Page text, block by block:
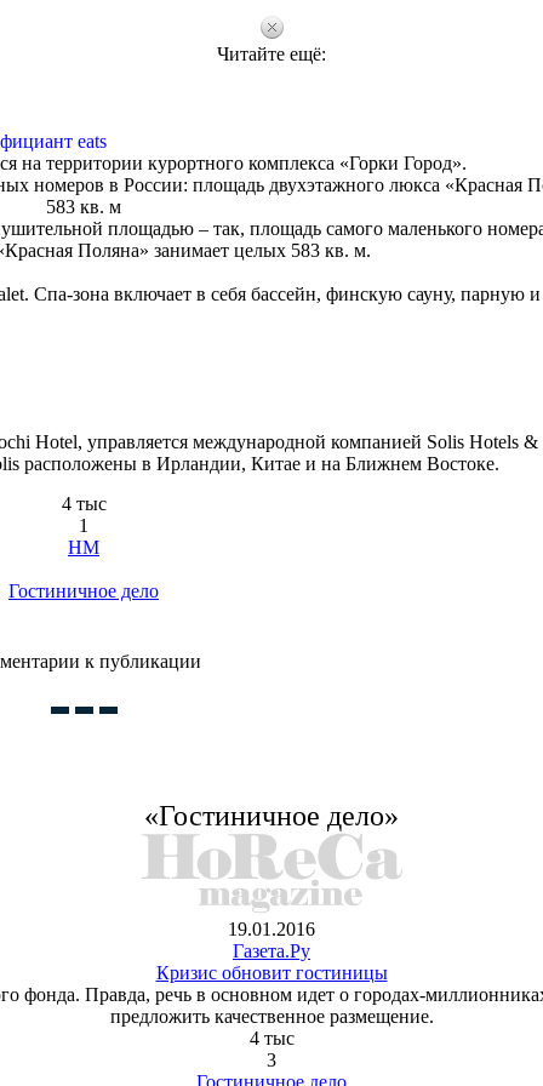
Читайте ещё:
eats
территории курортного комплекса «Горки Город».
номеров в России: площадь двухэтажного люкса «Красная
583 кв. м
площадью – так, площадь самого маленького
Поляна» занимает целых 583 кв. м.
Спа-зона включает в себя бассейн, финскую сауну, парную
Hotel, управляется международной компанией Solis Hotels &
расположены в Ирландии, Китае и на Ближнем Востоке.
4 тыс
1
HM
Гостиничное дело
к публикации
«Гостиничное дело»
19.01.2016
Газета.Ру
Кризис обновит гостиницы
фонда. Правда, речь в основном идет о городах-
предложить качественное размещение.
4 тыс
3
Гостиничное дело